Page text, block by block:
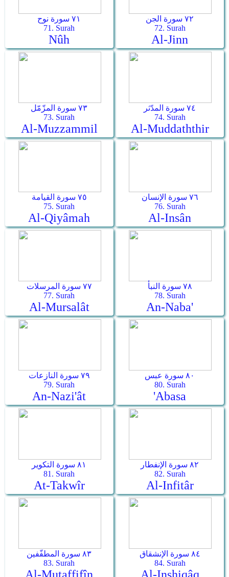
٧١ سورة نوح
71. Surah
Nûh
٧٢ سورة الجن
72. Surah
Al-Jinn
٧٣ سورة المزّمّل
73. Surah
Al-Muzzammil
٧٤ سورة المدّثر
74. Surah
Al-Muddaththir
٧٥ سورة القيامة
75. Surah
Al-Qiyâmah
٧٦ سورة الإنسان
76. Surah
Al-Insân
٧٧ سورة المرسلات
77. Surah
Al-Mursalât
٧٨ سورة النبأ
78. Surah
An-Naba'
٧٩ سورة النازعات
79. Surah
An-Nazi'ât
٨٠ سورة عبس
80. Surah
'Abasa
٨١ سورة التكوير
81. Surah
At-Takwîr
٨٢ سورة الإنفطار
82. Surah
Al-Infitâr
٨٣ سورة المطفّفين
83. Surah
٨٤ سورة الإنشقاق
84. Surah